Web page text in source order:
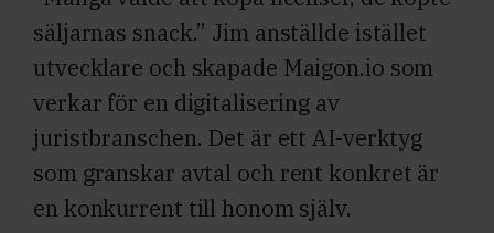
säljarnas snack.” Jim anställde istället
utvecklare och skapade Maigon.io som
verkar för en digitalisering av
juristbranschen. Det är ett AI-verktyg
som granskar avtal och rent konkret är
en konkurrent till honom själv.